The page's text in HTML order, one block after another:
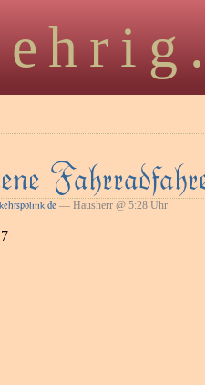
— Hausherr @ 5:28 Uhr